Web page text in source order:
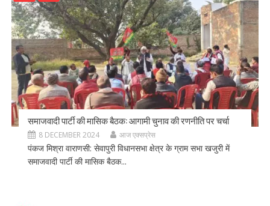
समाजवादी पार्टी की मासिक बैठक: आगामी चुनाव की रणनीति पर चर्चा
8 DECEMBER 2024 आज एक्सप्रेस
पंकज मिश्रा वाराणसी: सेवापुरी विधानसभा क्षेत्र के ग्राम सभा खजुरी में
समाजवादी पार्टी की मासिक बैठक...